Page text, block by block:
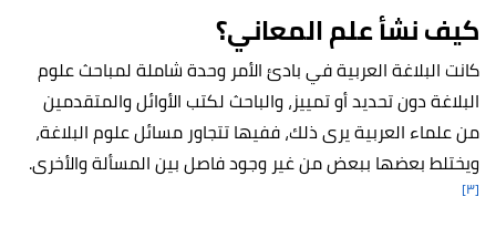
كيف نشأ علم المعاني؟
كانت البلاغة العربية في بادئ الأمر وحدة شاملة لمباحث علوم
البلاغة دون تحديد أو تمييز، والباحث لكتب الأوائل والمتقدمين
من علماء العربية يرى ذلك، ففيها تتجاور مسائل علوم البلاغة،
ويختلط بعضها ببعض من غير وجود فاصل بين المسألة والأخرى.
[٣]